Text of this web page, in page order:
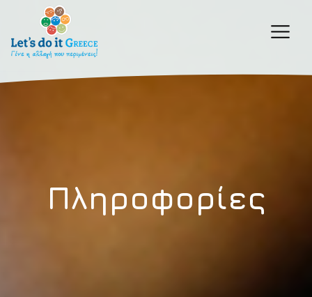
Πληροφορίες